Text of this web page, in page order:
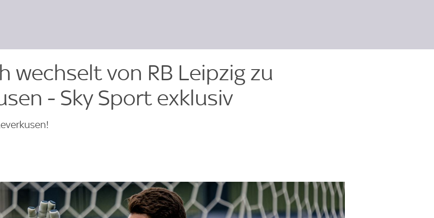
wechselt von RB Leipzig zu
- Sky Sport exklusiv